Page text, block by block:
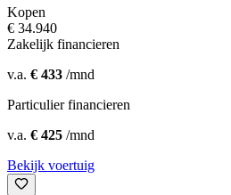
Kopen
€ 34.940
Zakelijk financieren
v.a. € 433 /mnd
Particulier financieren
v.a. € 425 /mnd
Bekijk voertuig